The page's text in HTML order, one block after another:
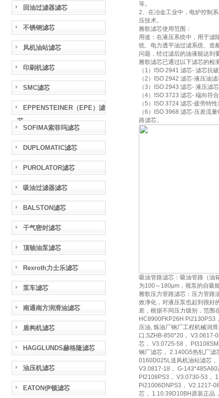
回油过滤器滤芯
不锈钢滤芯
风机油站滤芯
印刷机滤芯
SMC滤芯
EPPENSTEINER（EPE）滤
芯
SOFIMA索菲玛滤芯
DUPLOMATIC滤芯
PUROLATOR滤芯
吸油过滤器滤芯
BALSTON滤芯
干气密封滤芯
顶轴油泵滤芯
Rexroth力士乐滤芯
泵车滤芯
南通南方润滑油滤芯
盾构机滤芯
HAGGLUNDS赫格隆滤芯
油压机滤芯
EATON伊顿滤芯
等。
2、在冶金工业中，电炉控制
压技术。
雅歌滤芯使用范围：
用途：在液压系统中，用于滤
统、电力透平油过滤系统、造
问题，经过滤后的油液能达到
雅歌滤芯已通过以下滤芯的检
（1）ISO 2941 滤芯- 滤芯抗
（2）ISO 2942 滤芯-液压油
（3）ISO 2943 滤芯- 液压滤
（4）ISO 3723 滤芯- 端向符
（5）ISO 3724 滤芯-疲劳特
（6）ISO 3968 滤芯-压差流
路滤芯。
吸油管路滤芯：吸油管路（
为100～180μm，视泵的自吸
雅歌压力管路滤芯：压力管路
效净化，对液压泵也起到很好
差，根据不同压力级别，范围
HC8900FKP26H Pi2130PS3
压油, 炼油厂钢厂工程机械润
口,SZHB-850*20， V3.0617-
芯， V3.0725-58，
钢厂滤芯， 2.140G5热轧厂滤
0160D025L送风机油站滤芯
V3.0817-18， G-
PI2108PS3， V3.0730-53，
Pi21006DNPS3， V2.1217-
芯， 1.10.39D10BH原装正品